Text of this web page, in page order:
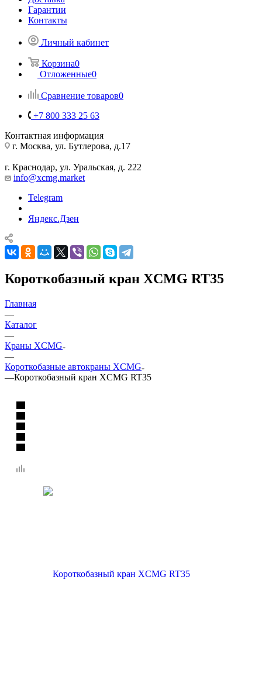
Гарантии
Контакты
Личный кабинет
Корзина0
Отложенные0
Сравнение товаров0
+7 800 333 25 63
Контактная информация
г. Москва, ул. Бутлерова, д.17
г. Краснодар, ул. Уральская, д. 222
info@xcmg.market
Telegram
Яндекс.Дзен
Короткобазный кран XCMG RT35
Главная
—
Каталог
—
Краны XCMG
—
Короткобазные автокраны XCMG
—Короткобазный кран XCMG RT35